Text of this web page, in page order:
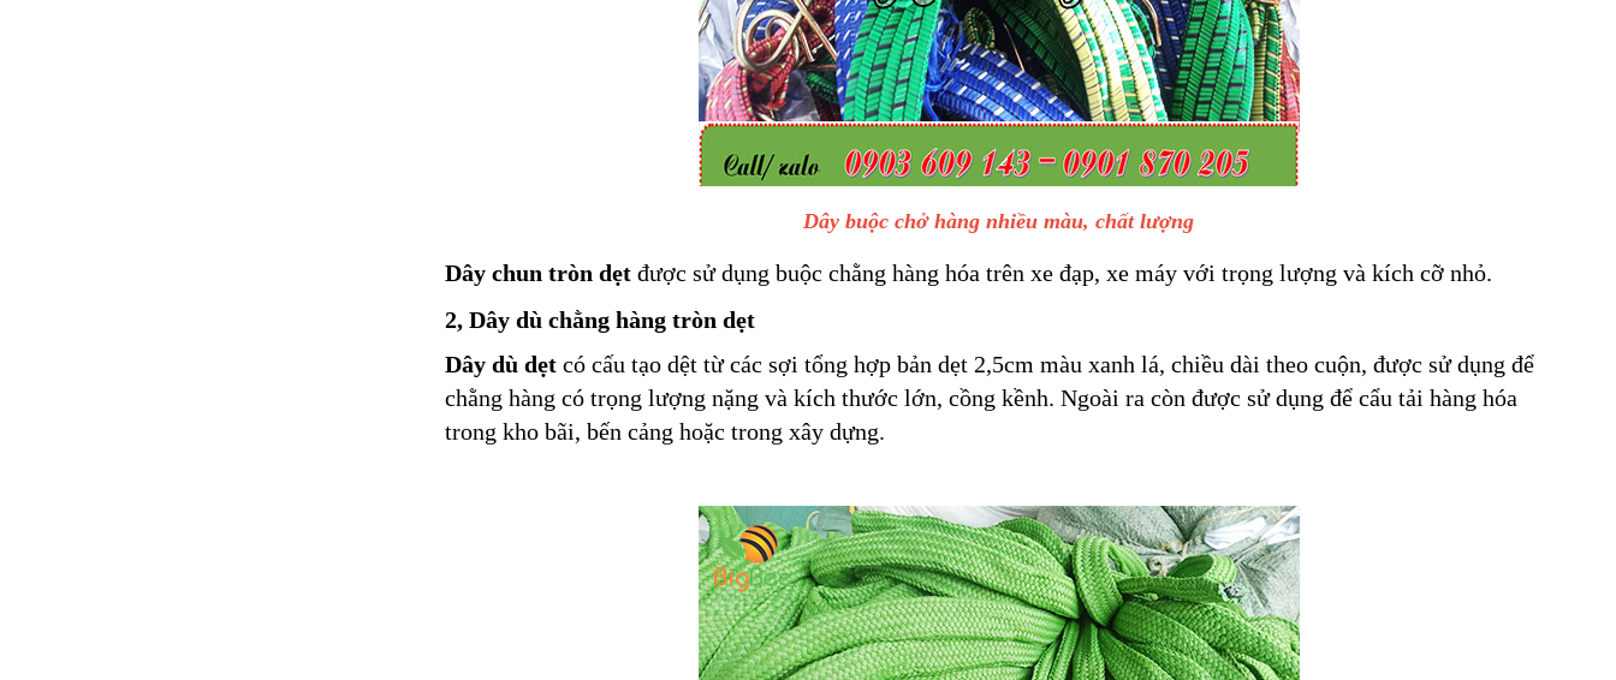
Dây buộc chở hàng nhiều màu, chất lượng
Dây chun tròn dẹtđược sử dụng buộc chằng hàng hóa trên xe đạp, xe máy với trọng lượng và kích cỡ nhỏ.
2, Dây dù chằng hàng tròn dẹt
Dây dù dẹtcó cấu tạo dệt từ các sợi tổng hợp bản dẹt 2,5cm màu xanh lá, chiều dài theo cuộn, được sử dụng để
chằng hàng có trọng lượng nặng và kích thước lớn, cồng kềnh. Ngoài ra còn được sử dụng để cẩu tải hàng hóa
trong kho bãi, bến cảng hoặc trong xây dựng.